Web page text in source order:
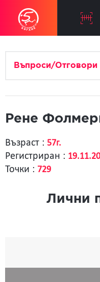
Въпроси/Отговори
Рене
Възраст : 57г.
Регистриран :
Точки : 729
Лични